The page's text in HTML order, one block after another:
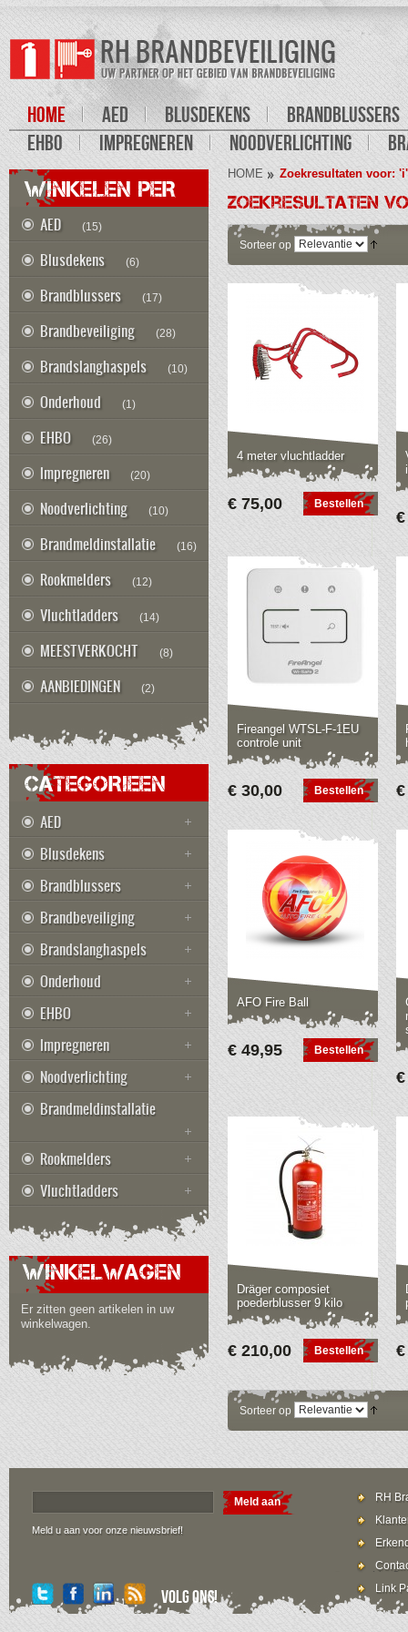
HOME AED BLUSDEKENS
BRANDBLUSSERS
EHBO
IMPREGNEREN NOODVERLICHTING
HOME Zoekresultaten voor: 'i'
Zoekresultaten
Sorteer op
4 meter vluchtladder
€ 75,00 Bestellen
Fireangel WTSL-F-1EU
controle unit
€ 30,00 Bestellen
AFO Fire Ball
€ 49,95 Bestellen
Dräger composiet
poederblusser 9 kilo
€ 210,00 Bestellen
Sorteer op
WINKELEN PER
AED (15)
Blusdekens (6)
Brandblussers (17)
Brandbeveiliging (28)
Brandslanghaspels (10)
Onderhoud (1)
EHBO (26)
Impregneren (20)
Noodverlichting (10)
Brandmeldinstallatie (16)
Rookmelders (12)
Vluchtladders (14)
MEESTVERKOCHT (8)
AANBIEDINGEN (2)
CATEGORIEEN
AED
Blusdekens
Brandblussers
Brandbeveiliging
Brandslanghaspels
Onderhoud
EHBO
Impregneren
Noodverlichting
Brandmeldinstallatie
Rookmelders
Vluchtladders
WINKELWAGEN
Er zitten geen artikelen in uw
winkelwagen.
Meld aan
Meld u aan voor onze nieuwsbrief!
RH
Link
Volg ons!